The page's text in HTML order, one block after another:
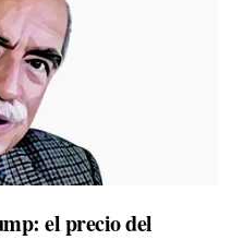
el precio del